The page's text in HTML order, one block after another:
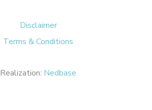
Disclaimer
Terms & Conditions
Realization: Nedbase